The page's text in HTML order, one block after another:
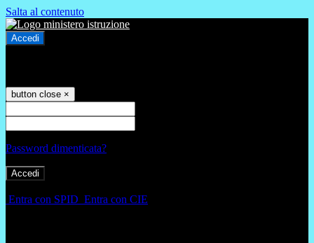
Salta al contenuto
Accedi
button close ×
Password dimenticata?
Entra con SPID Entra con CIE